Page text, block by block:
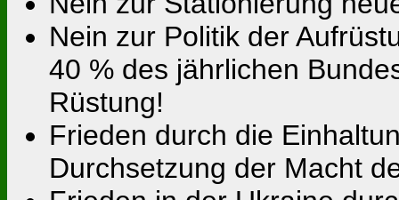
Nein zur Politik der
40 % des jährlichen
Rüstung!
Frieden durch die
Durchsetzung der Macht